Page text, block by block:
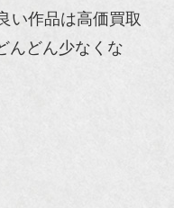
い作品は高価買取
んどん少なくな